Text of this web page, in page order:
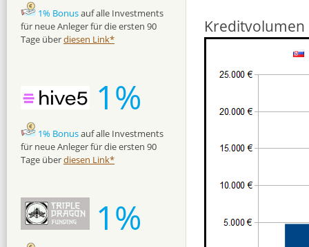
Kreditvolumen
1% Bonusauf alle Investments
für neue Anleger für die ersten 90
Tage überdiesen Link*
1%
1% Bonusauf alle Investments
für neue Anleger für die ersten 90
Tage überdiesen Link*
1%